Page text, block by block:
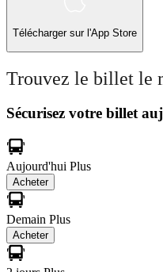
Télécharger sur l'App Store
Trouvez le billet le
Sécurisez votre billet
Aujourd'hui Plus
Acheter
Demain Plus
Acheter